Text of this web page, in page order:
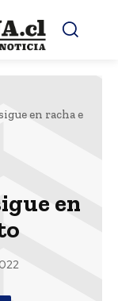
en racha e
en